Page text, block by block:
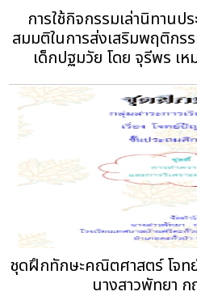
การใช้กิจกรรมเล่านิทาน
สมมติในการส่งเสริมพฤติกร
เด็กปฐมวัย โดย จุรีพร เ
ชุดฝึกทักษะคณิตศาสตร์ โจ
นางสาวพัทยา